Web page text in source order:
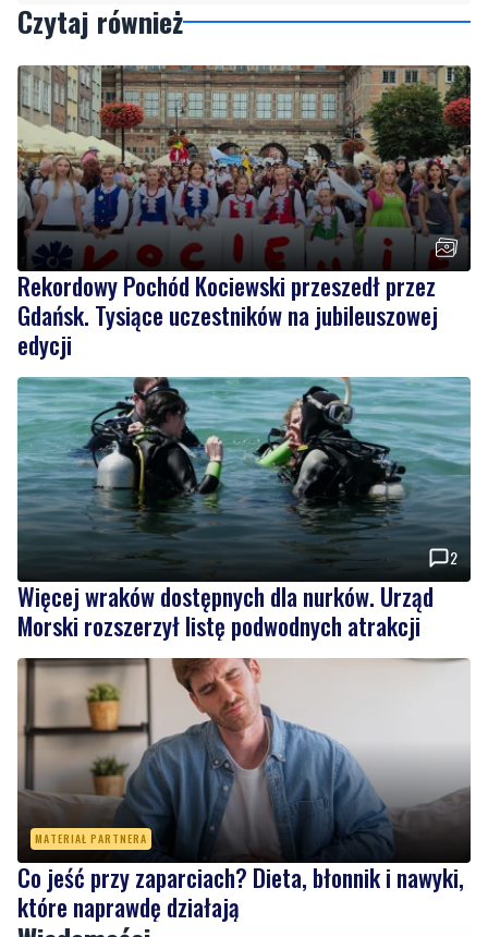
Podziel się tym artkułem z innymi:
Czytaj również
Rekordowy Pochód Kociewski przeszedł przez
Gdańsk. Tysiące uczestników na jubileuszowej
edycji
Więcej wraków dostępnych dla nurków. Urząd
Morski rozszerzył listę podwodnych atrakcji
MATERIAŁ PARTNERA